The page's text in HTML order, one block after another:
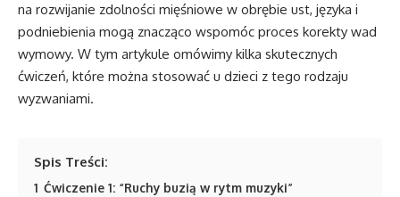
na rozwijanie zdolności mięśniowe w obrębie ust, języka i
podniebienia mogą znacząco wspomóc proces korekty wad
wymowy. W tym artykule omówimy kilka skutecznych
ćwiczeń, które można stosować u dzieci z tego rodzaju
wyzwaniami.
Spis Treści:
1 Ćwiczenie 1: “Ruchy buzią w rytm muzyki”